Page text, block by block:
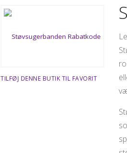
TILFØJ DENNE BUTIK TIL FAVORIT